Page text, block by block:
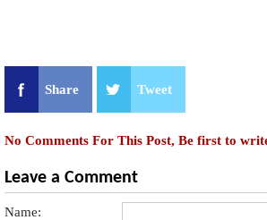
Share Tweet
No Comments For This Post, Be first to
Leave a Comment
Name: